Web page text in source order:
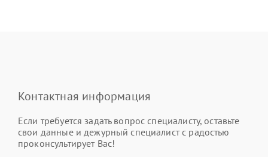
Контактная информация
Если требуется задать вопрос специалисту, оставьте
свои данные и дежурный специалист с радостью
проконсультирует Вас!